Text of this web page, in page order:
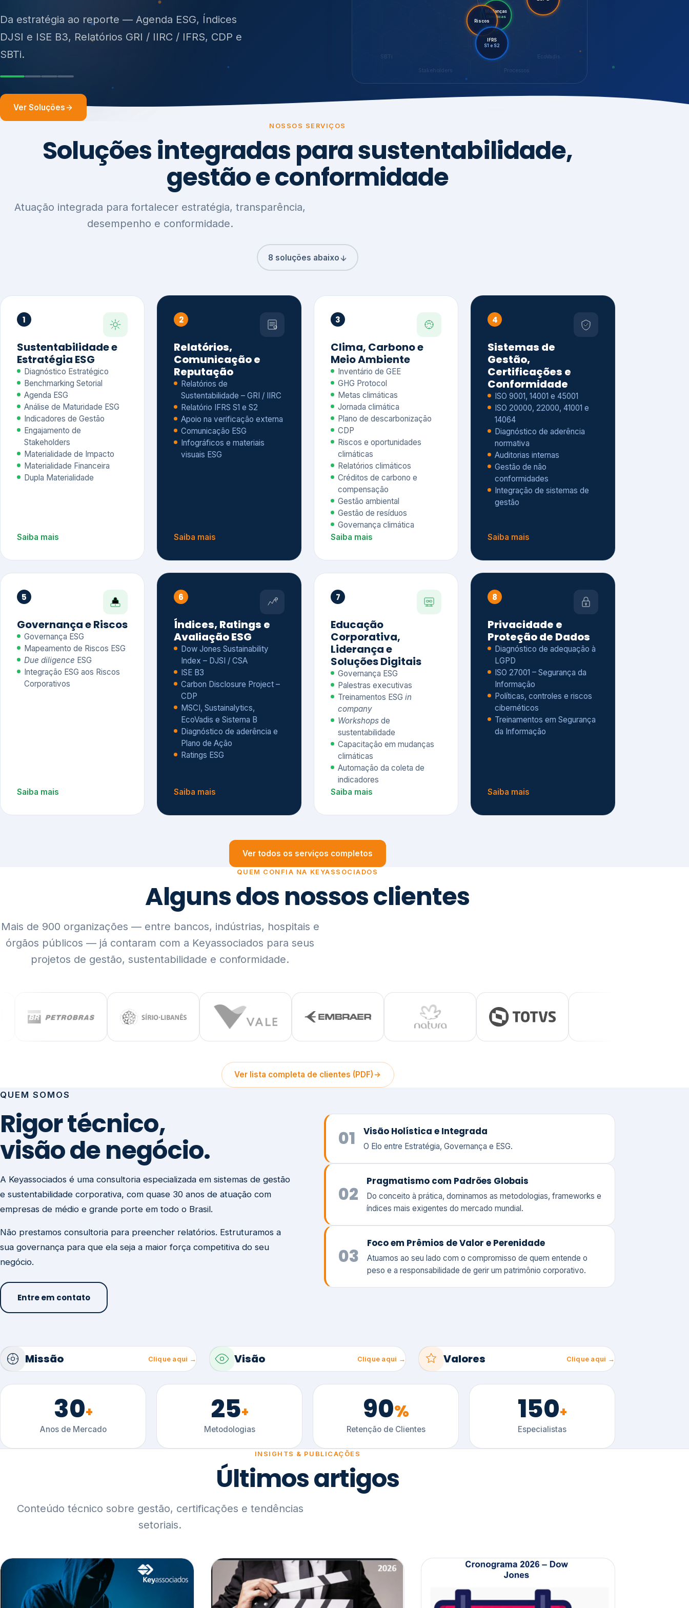
Da estratégia ao reporte — Agenda ESG, Índices
DJSI e ISE B3, Relatórios GRI / IIRC / IFRS, CDP e
SBTi.
ISO 27701, ISO 42001, ISO 37001, ISO 9001, ISO
14001, ISO 45001, ONA e PNQ — Gestão de resíduos
sólidos (PGRS/PMGRS).
Ver Soluções
Stakeholders Processos
SBTi EcoVadis
Mudanças
Climáticas
Riscos
LGPD
IFRS
S1 e S2
NOSSOS SERVIÇOS
Soluções integradas para sustentabilidade,
gestão e conformidade
Atuação integrada para fortalecer estratégia, transparência,
desempenho e conformidade.
8 soluções abaixo
1
Sustentabilidade e
Estratégia ESG
Diagnóstico Estratégico
Benchmarking Setorial
Agenda ESG
Análise de Maturidade ESG
Indicadores de Gestão
Engajamento de
Stakeholders
Materialidade de Impacto
Materialidade Financeira
Dupla Materialidade
Saiba mais
2
Relatórios,
Comunicação e
Reputação
Relatórios de
Sustentabilidade – GRI / IIRC
Relatório IFRS S1 e S2
Apoio na verificação externa
Comunicação ESG
Infográficos e materiais
visuais ESG
Saiba mais
3
Clima, Carbono e
Meio Ambiente
Inventário de GEE
GHG Protocol
Metas climáticas
Jornada climática
Plano de descarbonização
CDP
Riscos e oportunidades
climáticas
Relatórios climáticos
Créditos de carbono e
compensação
Gestão ambiental
Gestão de resíduos
Governança climática
Saiba mais
4
Sistemas de
Gestão,
Certificações e
Conformidade
ISO 9001, 14001 e 45001
ISO 20000, 22000, 41001 e
14064
Diagnóstico de aderência
normativa
Auditorias internas
Gestão de não
conformidades
Integração de sistemas de
gestão
Saiba mais
5
Governança e Riscos
Governança ESG
Mapeamento de Riscos ESG
Due diligence ESG
Integração ESG aos Riscos
Corporativos
Saiba mais
6
Índices, Ratings e
Avaliação ESG
Dow Jones Sustainability
Index – DJSI / CSA
ISE B3
Carbon Disclosure Project –
CDP
MSCI, Sustainalytics,
EcoVadis e Sistema B
Diagnóstico de aderência e
Plano de Ação
Ratings ESG
Saiba mais
7
Educação
Corporativa,
Liderança e
Soluções Digitais
Governança ESG
Palestras executivas
Treinamentos ESG in
company
Workshops de
sustentabilidade
Capacitação em mudanças
climáticas
Automação da coleta de
indicadores
Saiba mais
8
Privacidade e
Proteção de Dados
Diagnóstico de adequação à
LGPD
ISO 27001 – Segurança da
Informação
Políticas, controles e riscos
cibernéticos
Treinamentos em Segurança
da Informação
Saiba mais
Ver todos os serviços completos
QUEM CONFIA NA KEYASSOCIADOS
Alguns dos nossos clientes
Mais de 900 organizações — entre bancos, indústrias, hospitais e
órgãos públicos — já contaram com a Keyassociados para seus
projetos de gestão, sustentabilidade e conformidade.
Ver lista completa de clientes (PDF)
QUEM SOMOS
Rigor técnico,
visão de negócio.
A Keyassociados é uma consultoria especializada em sistemas de gestão
e sustentabilidade corporativa, com quase 30 anos de atuação com
empresas de médio e grande porte em todo o Brasil.
Não prestamos consultoria para preencher relatórios. Estruturamos a
sua governança para que ela seja a maior força competitiva do seu
negócio.
Entre em contato
01 Visão Holística e Integrada
O Elo entre Estratégia, Governança e ESG.
02
Pragmatismo com Padrões Globais
Do conceito à prática, dominamos as metodologias, frameworks e
índices mais exigentes do mercado mundial.
03
Foco em Prêmios de Valor e Perenidade
Atuamos ao seu lado com o compromisso de quem entende o
peso e a responsabilidade de gerir um patrimônio corporativo.
Missão Clique aqui → Visão Clique aqui → Valores Clique aqui →
30+
Anos de Mercado
25+
Metodologias
90%
Retenção de Clientes
150+
Especialistas
INSIGHTS & PUBLICAÇÕES
Últimos artigos
Conteúdo técnico sobre gestão, certificações e tendências
setoriais.